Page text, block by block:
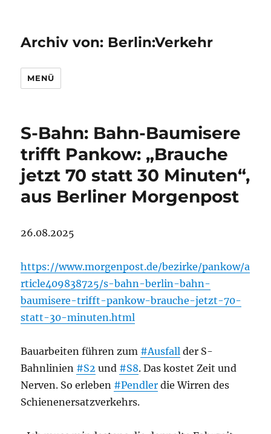
Archiv von: Berlin:Verkehr
MENÜ
S-Bahn: Bahn-Baumisere
trifft Pankow: „Brauche
jetzt 70 statt 30 Minuten“,
aus Berliner Morgenpost
26.08.2025
https://www.morgenpost.de/bezirke/pankow/a
rticle409838725/s-bahn-berlin-bahn-
baumisere-trifft-pankow-brauche-jetzt-70-
statt-30-minuten.html
Bauarbeiten führen zum #Ausfall der S-
Bahnlinien #S2 und #S8. Das kostet Zeit und
Nerven. So erleben #Pendler die Wirren des
Schienenersatzverkehrs.